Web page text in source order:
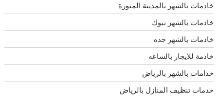
خادمات بالشهر بالمدينة المنورة
خادمات بالشهر تبوك
خادمات بالشهر جده
خادمة للايجار بالساعه
خدامات بالشهر بالرياض
خدمات تنظيف المنازل بالرياض